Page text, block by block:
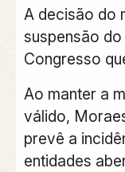
A decisão do
suspensão
Congresso
Ao manter a
válido,
prevê a
entidades